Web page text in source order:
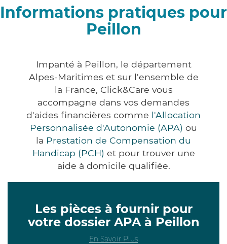
Informations pratiques pour
Peillon
Impanté à Peillon, le département
Alpes-Maritimes et sur l'ensemble de
la France, Click&Care vous
accompagne dans vos demandes
d'aides financières comme l'Allocation
Personnalisée d'Autonomie (APA) ou
la Prestation de Compensation du
Handicap (PCH) et pour trouver une
aide à domicile qualifiée.
Les pièces à fournir pour
votre dossier APA à Peillon
En Savoir Plus